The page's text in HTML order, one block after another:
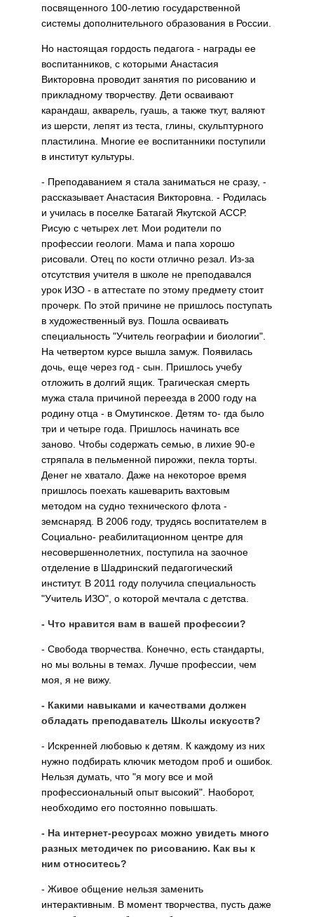
посвященного 100-летию государственной
системы дополнительного образования в России.
Но настоящая гордость педагога - награды ее
воспитанников, с которыми Анастасия
Викторовна проводит занятия по рисованию и
прикладному творчеству. Дети осваивают
карандаш, акварель, гуашь, а также ткут, валяют
из шерсти, лепят из теста, глины, скульптурного
пластилина. Многие ее воспитанники поступили
в институт культуры.
- Преподаванием я стала заниматься не сразу, -
рассказывает Анастасия Викторовна. - Родилась
и училась в поселке Батагай Якутской АССР.
Рисую с четырех лет. Мои родители по
профессии геологи. Мама и папа хорошо
рисовали. Отец по кости отлично резал. Из-за
отсутствия учителя в школе не преподавался
урок ИЗО - в аттестате по этому предмету стоит
прочерк. По этой причине не пришлось поступать
в художественный вуз. Пошла осваивать
специальность "Учитель географии и биологии".
На четвертом курсе вышла замуж. Появилась
дочь, еще через год - сын. Пришлось учебу
отложить в долгий ящик. Трагическая смерть
мужа стала причиной переезда в 2000 году на
родину отца - в Омутинское. Детям то- гда было
три и четыре года. Пришлось начинать все
заново. Чтобы содержать семью, в лихие 90-е
стряпала в пельменной пирожки, пекла торты.
Денег не хватало. Даже на некоторое время
пришлось поехать кашеварить вахтовым
методом на судно технического флота -
земснаряд. В 2006 году, трудясь воспитателем в
Социально- реабилитационном центре для
несовершеннолетних, поступила на заочное
отделение в Шадринский педагогический
институт. В 2011 году получила специальность
"Учитель ИЗО", о которой мечтала с детства.
- Что нравится вам в вашей профессии?
- Свобода творчества. Конечно, есть стандарты,
но мы вольны в темах. Лучше профессии, чем
моя, я не вижу.
- Какими навыками и качествами должен
обладать преподаватель Школы искусств?
- Искренней любовью к детям. К каждому из них
нужно подбирать ключик методом проб и ошибок.
Нельзя думать, что "я могу все и мой
профессиональный опыт высокий". Наоборот,
необходимо его постоянно повышать.
- На интернет-ресурсах можно увидеть много
разных методичек по рисованию. Как вы к
ним относитесь?
- Живое общение нельзя заменить
интерактивным. В момент творчества, пусть даже